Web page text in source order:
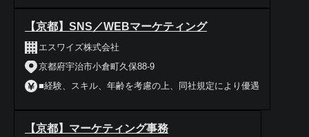
【京都】SNS／WEBマーケティング
エスワイズ株式会社
京都府宇治市小倉町久保88-9
■経験、スキル、年齢を考慮の上、同社規定により優遇
【京都】マーケティング事務